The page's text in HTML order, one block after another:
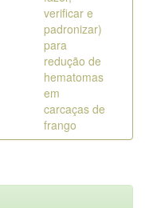
verificar e
padronizar)
para
redução de
hematomas
em
carcaças de
frango